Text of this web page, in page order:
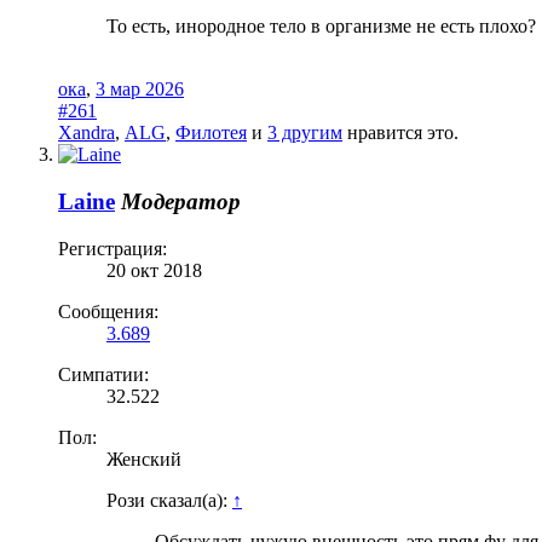
То есть, инородное тело в организме не есть плохо?
ока, 3 мар 2026
#261
Xandra, ALG, Филотея и 3 другим нравится это.
Laine Модератор
Регистрация:
20 окт 2018
Сообщения:
3.689
Симпатии:
32.522
Пол:
Женский
Рози сказал(а): ↑